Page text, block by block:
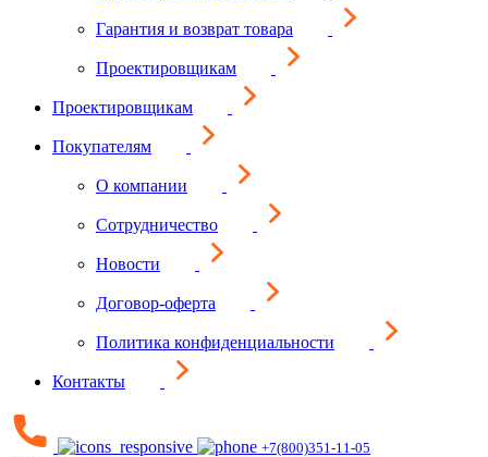
Гарантия и возврат товара
Проектировщикам
Проектировщикам
Покупателям
О компании
Сотрудничество
Новости
Договор-оферта
Политика конфиденциальности
Контакты
+7(800)351-11-05